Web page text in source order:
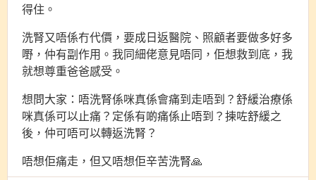
得住。
洗腎又唔係冇代價，要成日返醫院、照顧者要做多好多
嘢，仲有副作用。我同細佬意見唔同，佢想救到底，我
就想尊重爸爸感受。
想問大家：唔洗腎係咪真係會痛到走唔到？舒緩治療係
咪真係可以止痛？定係有啲痛係止唔到？揀咗舒緩之
後，仲可唔可以轉返洗腎？
唔想佢痛走，但又唔想佢辛苦洗腎🙏